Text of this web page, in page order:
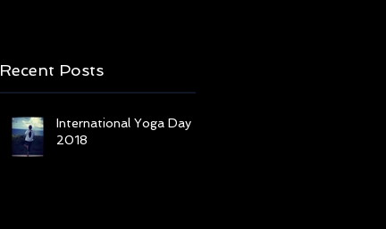
Recent Posts
International Yoga Day
2018